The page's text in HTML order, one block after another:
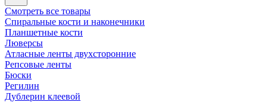
Смотреть все товары
Спиральные кости и наконечники
Планшетные кости
Люверсы
Атласные ленты двухсторонние
Репсовые ленты
Бюски
Регилин
Дублерин клеевой